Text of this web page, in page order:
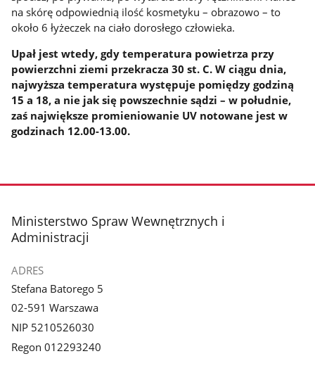
na skórę odpowiednią ilość kosmetyku – obrazowo – to
około 6 łyżeczek na ciało dorosłego człowieka.
Upał jest wtedy, gdy temperatura powietrza przy
powierzchni ziemi przekracza 30 st. C. W ciągu dnia,
najwyższa temperatura występuje pomiędzy godziną
15 a 18, a nie jak się powszechnie sądzi – w południe,
zaś największe promieniowanie UV notowane jest w
godzinach 12.00-13.00.
stopka
Ministerstwo Spraw Wewnętrznych i
Administracji
ADRES
Stefana Batorego 5
02-591 Warszawa
NIP 5210526030
Regon 012293240